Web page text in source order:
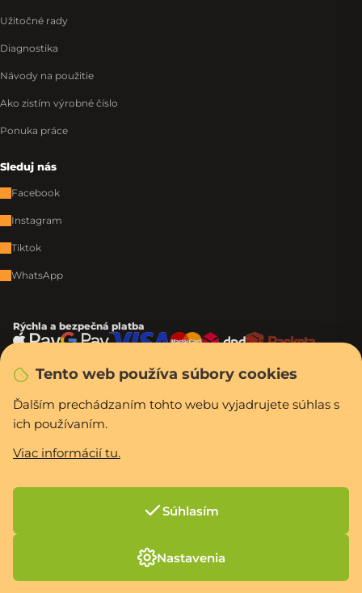
Tento web používa súbory cookies
Ďalším prechádzaním tohto webu vyjadrujete súhlas s
ich používaním.
Viac informácií tu.
Súhlasím
Nastavenia
Užitočné rady
Diagnostika
Návody na použitie
Ako zistím výrobné číslo
Ponuka práce
Sleduj nás
Facebook
Instagram
Tiktok
WhatsApp
Rýchla a bezpečná platba
Copyright 2026PCexpres.sk. Všetky práva vyhradené.Upraviť nastavenie
cookies